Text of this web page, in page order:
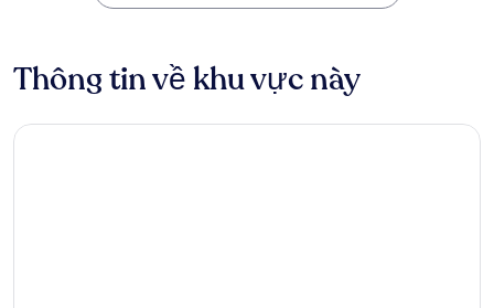
Thông tin về khu vực này